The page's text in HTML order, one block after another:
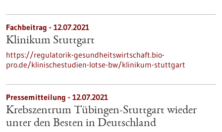
Fachbeitrag - 12.07.2021
Klinikum Stuttgart
https://regulatorik-gesundheitswirtschaft.bio-
pro.de/klinischestudien-lotse-bw/klinikum-stuttgart
Pressemitteilung - 12.07.2021
Krebszentrum Tübingen-Stuttgart wieder
unter den Besten in Deutschland